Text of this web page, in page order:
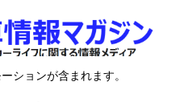
ションが含まれます。